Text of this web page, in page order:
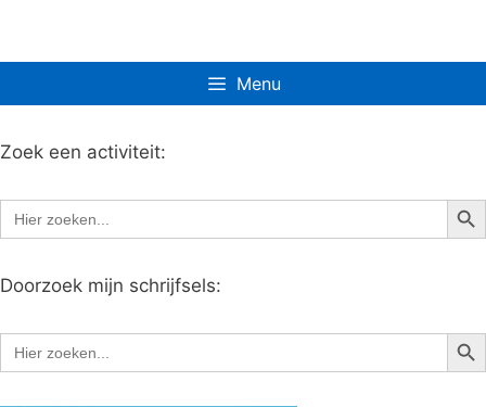
Menu
Zoek een activiteit:
Zoek
naar:
Doorzoek mijn schrijfsels:
Zoek
naar: